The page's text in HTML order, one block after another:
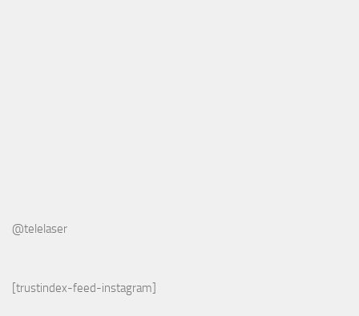
@telelaser
[trustindex-feed-instagram]